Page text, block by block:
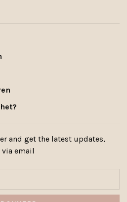
and get the latest updates,
email